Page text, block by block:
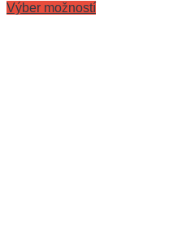
Výber možností